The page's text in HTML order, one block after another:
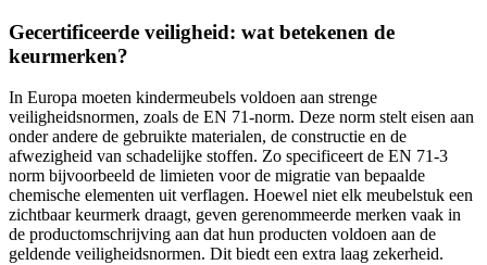
Gecertificeerde veiligheid: wat betekenen de
keurmerken?
In Europa moeten kindermeubels voldoen aan strenge
veiligheidsnormen, zoals de EN 71-norm. Deze norm stelt eisen aan
onder andere de gebruikte materialen, de constructie en de
afwezigheid van schadelijke stoffen. Zo specificeert de EN 71-3
norm bijvoorbeeld de limieten voor de migratie van bepaalde
chemische elementen uit verflagen. Hoewel niet elk meubelstuk een
zichtbaar keurmerk draagt, geven gerenommeerde merken vaak in
de productomschrijving aan dat hun producten voldoen aan de
geldende veiligheidsnormen. Dit biedt een extra laag zekerheid.